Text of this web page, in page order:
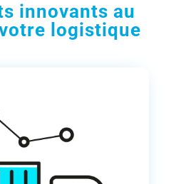
innovants au
logistique